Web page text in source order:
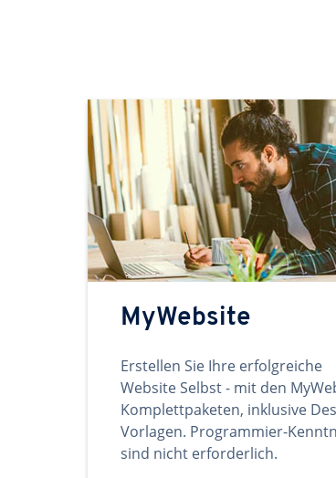
MyWebsite
Erstellen Sie Ihre erfolgreiche
Website Selbst - mit den
Komplettpaketen, inklusive
Vorlagen. Programmier-
sind nicht erforderlich.